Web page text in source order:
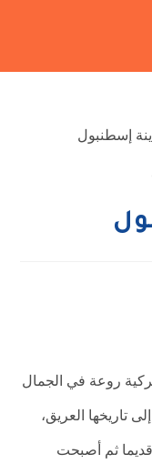
روعة في الجمال
تاريخها العريق،
ثم أصبحت